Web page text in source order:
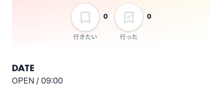
行きたい
0
行った
0
DATE
OPEN / 09:00